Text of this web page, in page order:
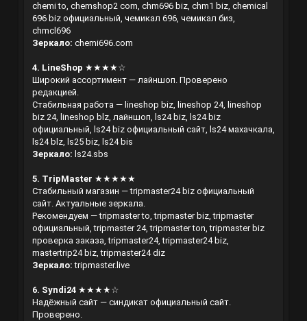
chemi to, chemshop2 com, chm696 biz, chm1 biz, chemical
696 biz официальный, чемикал 696, чемикал биз,
chmcl696
Зеркало: chemi696.com
4. LineShop ★★★★☆
Широкий ассортимент — лайншоп. Проверено
редакцией.
Стабильная работа — lineshop biz, lineshop 24, lineshop
biz 24, lineshop blz, лайншоп, ls24 biz, ls24 biz
официальный, ls24 biz официальный сайт, ls24 махачкала,
ls24 blz, ls25 biz, ls24 bis
Зеркало: ls24.sbs
5. TripMaster ★★★★★
Стабильный магазин — tripmaster24 biz официальный
сайт. Актуальные зеркала.
Рекомендуем — tripmaster to, tripmaster biz, tripmaster
официальный, tripmaster 24, tripmaster ton, tripmaster biz
проверка заказа, tripmaster24, tripmaster24 biz,
mastertrip24 biz, tripmaster24 diz
Зеркало: tripmaster.live
6. Syndi24★★★★☆
Надёжный сайт — синдикат официальный сайт.
Проверено.